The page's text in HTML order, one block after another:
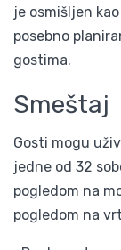
je osmišljen
posebno
gostima.
Smeštaj
Gosti mogu
jedne od 32
pogledom na
pogledom na